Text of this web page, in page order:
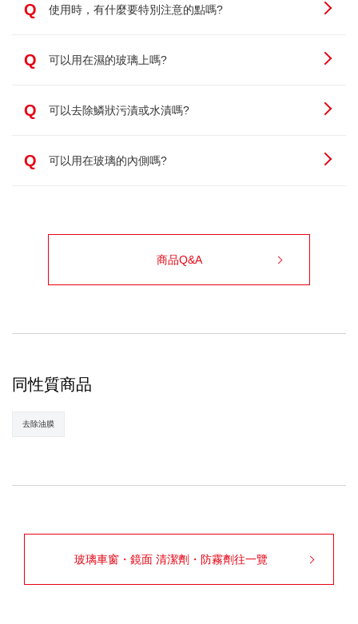
Q 使用時，有什麼要特別注意的點嗎?
Q 可以用在濕的玻璃上嗎?
Q 可以去除鱗狀污漬或水漬嗎?
Q 可以用在玻璃的內側嗎?
商品Q&A
同性質商品
去除油膜
玻璃車窗・鏡面 清潔劑・防霧劑往一覽